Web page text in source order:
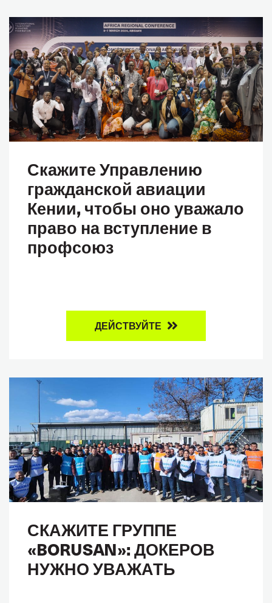
Скажите Управлению
гражданской авиации
Кении, чтобы оно уважало
право на вступление в
профсоюз
ДЕЙСТВУЙТЕ
СКАЖИТЕ ГРУППЕ
«BORUSAN»: ДОКЕРОВ
НУЖНО УВАЖАТЬ